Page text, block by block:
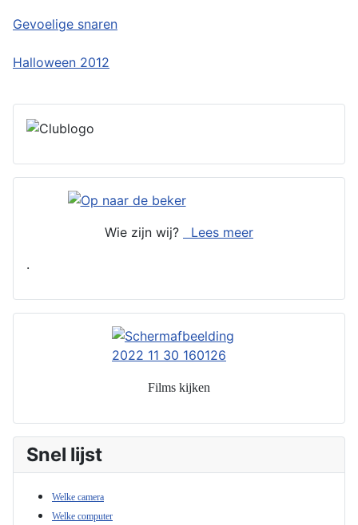
Gevoelige snaren
Halloween 2012
Wie zijn wij?
Lees meer
.
Films kijken
Snel lijst
Welke camera
Welke computer